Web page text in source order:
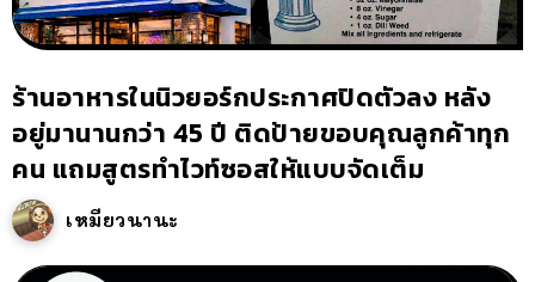
ร้านอาหารในนิวยอร์กประกาศปิดตัวลง หลัง
อยู่มานานกว่า 45 ปี ติดป้ายขอบคุณลูกค้าทุก
คน แถมสูตรทำไวท์ซอสให้แบบจัดเต็ม
เหมียวนานะ